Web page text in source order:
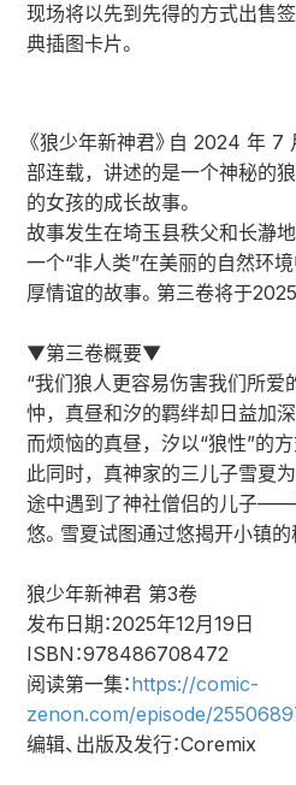
现场将以先到先得的方式出售
典插图卡片。
《狼少年新神君》自 2024 年
部连载，讲述的是一个神秘的
的女孩的成长故事。
故事发生在埼玉县秩父和长瀞
一个“非人类”在美丽的自然环
厚情谊的故事。第三卷将于
▼第三卷概要▼
“我们狼人更容易伤害我们所爱
忡，真昼和汐的羁绊却日益加
而烦恼的真昼，汐以“狼性”的
此同时，真神家的三儿子雪夏
途中遇到了神社僧侣的儿子
悠。雪夏试图通过悠揭开小镇
狼少年新神君 第3卷
发布日期：2025年12月19日
ISBN：978486708472
阅读第一集：https://comic-
zenon.com/episode/
编辑、出版及发行：Coremix